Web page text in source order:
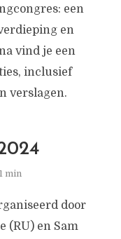
een
en
vind je een
inclusief
verslagen.
1 min
door
(RU) en Sam